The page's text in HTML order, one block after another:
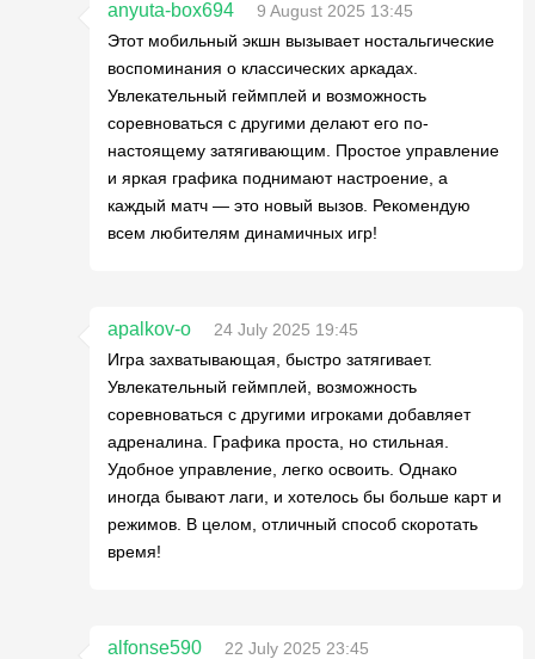
anyuta-box694
9 August 2025 13:45
Этот мобильный экшн вызывает ностальгические
воспоминания о классических аркадах.
Увлекательный геймплей и возможность
соревноваться с другими делают его по-
настоящему затягивающим. Простое управление
и яркая графика поднимают настроение, а
каждый матч — это новый вызов. Рекомендую
всем любителям динамичных игр!
apalkov-o
24 July 2025 19:45
Игра захватывающая, быстро затягивает.
Увлекательный геймплей, возможность
соревноваться с другими игроками добавляет
адреналина. Графика проста, но стильная.
Удобное управление, легко освоить. Однако
иногда бывают лаги, и хотелось бы больше карт и
режимов. В целом, отличный способ скоротать
время!
alfonse590
22 July 2025 23:45